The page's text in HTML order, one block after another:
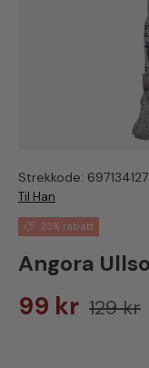
Strekkode:
Til Han
23% rabatt
Angora
Salgspris
99 kr Vanlig
129 kr